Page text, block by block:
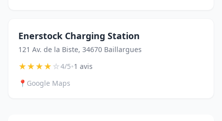
Enerstock Charging Station
121 Av. de la Biste, 34670 Baillargues
★★★★☆4/5•1 avis
📍 Google Maps